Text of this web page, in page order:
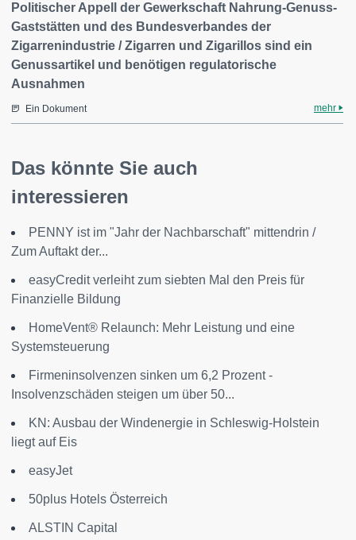
Politischer Appell der Gewerkschaft Nahrung-Genuss-
Gaststätten und des Bundesverbandes der
Zigarrenindustrie / Zigarren und Zigarillos sind ein
Genussartikel und benötigen regulatorische
Ausnahmen
Ein Dokument mehr
Das könnte Sie auch
interessieren
PENNY ist im "Jahr der Nachbarschaft" mittendrin /
Zum Auftakt der...
easyCredit verleiht zum siebten Mal den Preis für
Finanzielle Bildung
HomeVent® Relaunch: Mehr Leistung und eine
Systemsteuerung
Firmeninsolvenzen sinken um 6,2 Prozent -
Insolvenzschäden steigen um über 50...
KN: Ausbau der Windenergie in Schleswig-Holstein
liegt auf Eis
easyJet
50plus Hotels Österreich
ALSTIN Capital